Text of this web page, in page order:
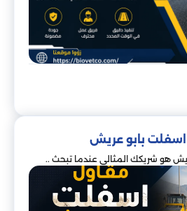
بابو عريش
هو شريكك المثالي عندما تبحث ..